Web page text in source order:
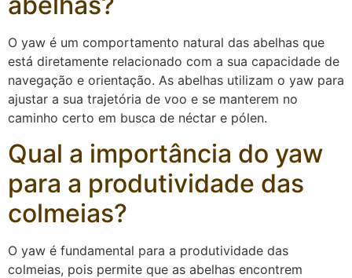
O yaw é um comportamento natural das abelhas que
está diretamente relacionado com a sua capacidade de
navegação e orientação. As abelhas utilizam o yaw para
ajustar a sua trajetória de voo e se manterem no
caminho certo em busca de néctar e pólen.
Qual a importância do yaw
para a produtividade das
colmeias?
O yaw é fundamental para a produtividade das
colmeias, pois permite que as abelhas encontrem